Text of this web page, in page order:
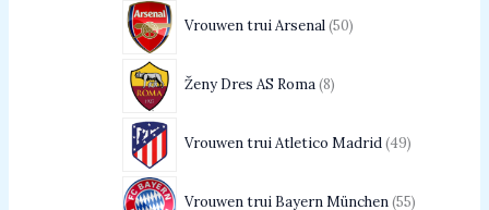
Vrouwen trui Arsenal 50
Ženy Dres AS Roma 8
Vrouwen trui Atletico Madrid 49
Vrouwen trui Bayern München 55